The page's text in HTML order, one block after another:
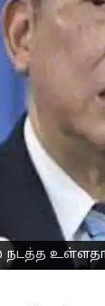
உள்ளதாக